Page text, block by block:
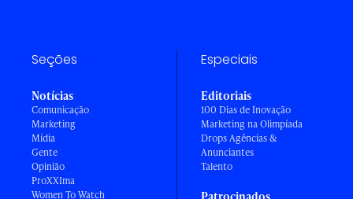
Seções
Notícias
Comunicação
Marketing
Mídia
Gente
Opinião
ProXXIma
Women To Watch
Especiais
Editoriais
100 Dias de Inovação
Marketing na Olimpíada
Drops Agências &
Anunciantes
Talento